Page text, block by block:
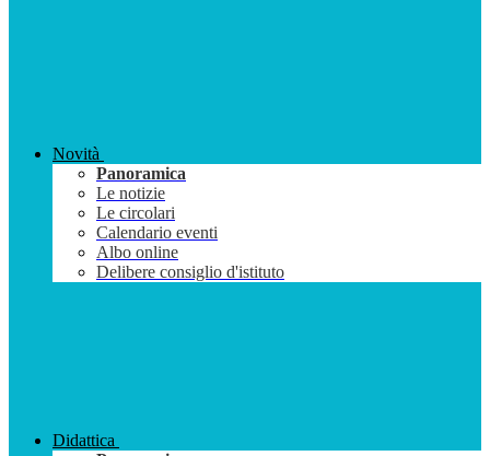
Novità
Panoramica
Le notizie
Le circolari
Calendario eventi
Albo online
Delibere consiglio d'istituto
Didattica